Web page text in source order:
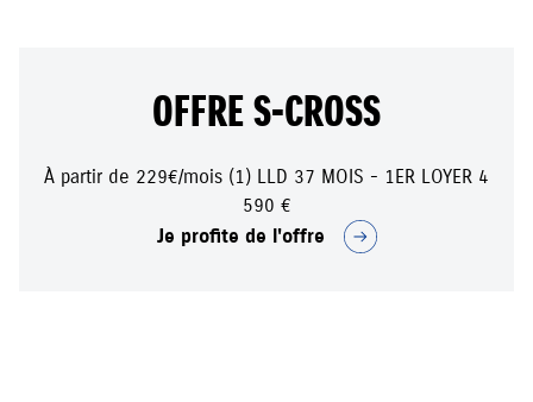
OFFRE S-CROSS
À partir de 229€/mois (1) LLD 37 MOIS - 1ER LOYER 4
590 €
Je profite de l'offre